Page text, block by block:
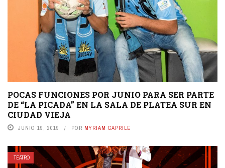
POCAS FUNCIONES POR JUNIO PARA SER PARTE
DE “LA PICADA” EN LA SALA DE PLATEA SUR EN
CIUDAD VIEJA
JUNIO 19, 2019 POR MYRIAM CAPRILE
TEATRO